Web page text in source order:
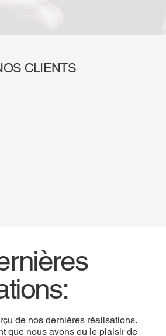
CLIENTS
de nos dernières réalisations.
que nous avons eu le plaisir de